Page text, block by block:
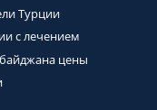
Турции
с лечением
цены